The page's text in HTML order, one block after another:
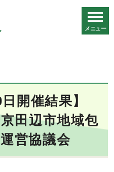
メニュー
開催結果】
田辺市地域包
営協議会